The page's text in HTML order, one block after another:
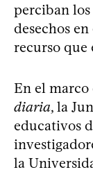
perciban
desechos
recurso que
En el
diaria, la
educativos
la